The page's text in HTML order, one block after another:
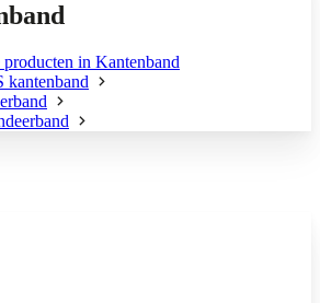
in Kantenband
kantenband